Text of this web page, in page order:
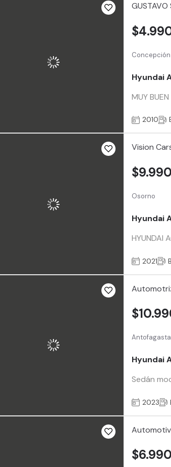
GUSTAVO
Concepción
Hyundai
MUY
2010
Vision
Osorno
Hyundai
HYUNDAI
2021
Antofagasta
Hyundai
Sedán
2023